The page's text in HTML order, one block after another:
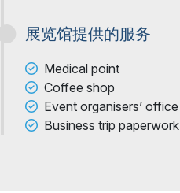
展览馆提供的服务
Medical point
Coffee shop
Event organisers’ office
Business trip paperwork